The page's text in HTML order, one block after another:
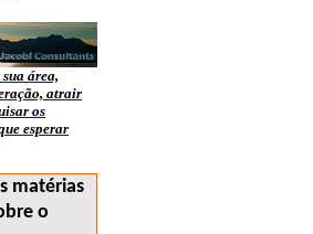
área,
atrair
os
esperar
matérias
o